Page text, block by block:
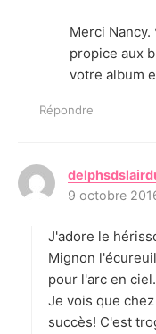
Merci
propice aux
votre album
Répondre
9 octobre
J'adore le
Mignon
pour l'arc en
Je vois que
succès! C'est